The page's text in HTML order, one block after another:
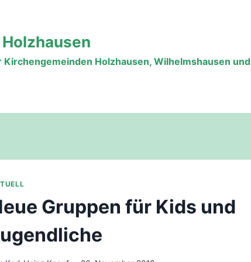
Holzhausen, Wilhelmshausen und
Gruppen für Kids und